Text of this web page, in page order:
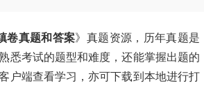
卷真题和答案》真题资源，历年真题是
悉考试的题型和难度，还能掌握出题的
户端查看学习，亦可下载到本地进行打